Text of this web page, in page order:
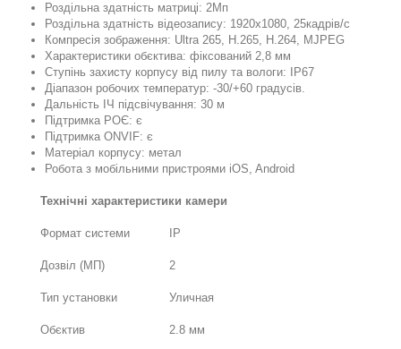
Роздільна здатність матриці: 2Мп
Роздільна здатність відеозапису: 1920x1080, 25кадрів/с
Компресія зображення: Ultra 265, H.265, H.264, MJPEG
Характеристики обєктива: фіксований 2,8 мм
Ступінь захисту корпусу від пилу та вологи: IP67
Діапазон робочих температур: -30/+60 градусів.
Дальність ІЧ підсвічування: 30 м
Підтримка РОЄ: є
Підтримка ONVIF: є
Матеріал корпусу: метал
Робота з мобільними пристроями iOS, Android
Технічні характеристики камери
Формат системи IP
Дозвіл (МП) 2
Тип установки Уличная
Обєктив 2.8 мм